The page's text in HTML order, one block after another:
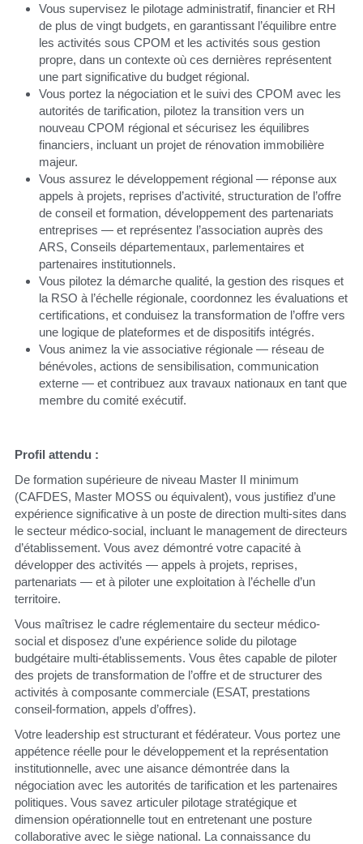
Vous supervisez le pilotage administratif, financier et RH
de plus de vingt budgets, en garantissant l’équilibre entre
les activités sous CPOM et les activités sous gestion
propre, dans un contexte où ces dernières représentent
une part significative du budget régional.
Vous portez la négociation et le suivi des CPOM avec les
autorités de tarification, pilotez la transition vers un
nouveau CPOM régional et sécurisez les équilibres
financiers, incluant un projet de rénovation immobilière
majeur.
Vous assurez le développement régional — réponse aux
appels à projets, reprises d’activité, structuration de l’offre
de conseil et formation, développement des partenariats
entreprises — et représentez l’association auprès des
ARS, Conseils départementaux, parlementaires et
partenaires institutionnels.
Vous pilotez la démarche qualité, la gestion des risques et
la RSO à l’échelle régionale, coordonnez les évaluations et
certifications, et conduisez la transformation de l’offre vers
une logique de plateformes et de dispositifs intégrés.
Vous animez la vie associative régionale — réseau de
bénévoles, actions de sensibilisation, communication
externe — et contribuez aux travaux nationaux en tant que
membre du comité exécutif.
Profil attendu :
De formation supérieure de niveau Master II minimum
(CAFDES, Master MOSS ou équivalent), vous justifiez d’une
expérience significative à un poste de direction multi-sites dans
le secteur médico-social, incluant le management de directeurs
d’établissement. Vous avez démontré votre capacité à
développer des activités — appels à projets, reprises,
partenariats — et à piloter une exploitation à l’échelle d’un
territoire.
Vous maîtrisez le cadre réglementaire du secteur médico-
social et disposez d’une expérience solide du pilotage
budgétaire multi-établissements. Vous êtes capable de piloter
des projets de transformation de l’offre et de structurer des
activités à composante commerciale (ESAT, prestations
conseil-formation, appels d’offres).
Votre leadership est structurant et fédérateur. Vous portez une
appétence réelle pour le développement et la représentation
institutionnelle, avec une aisance démontrée dans la
négociation avec les autorités de tarification et les partenaires
politiques. Vous savez articuler pilotage stratégique et
dimension opérationnelle tout en entretenant une posture
collaborative avec le siège national. La connaissance du